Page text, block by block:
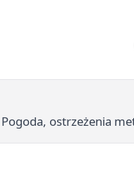
Pogoda, ostrzeżenia